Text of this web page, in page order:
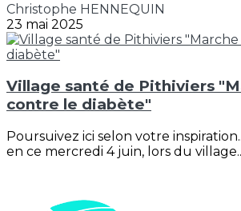
Christophe HENNEQUIN
23 mai 2025
Village santé de Pithiviers
contre le diabète"
Poursuivez ici selon votre
en ce mercredi 4 juin, lors du